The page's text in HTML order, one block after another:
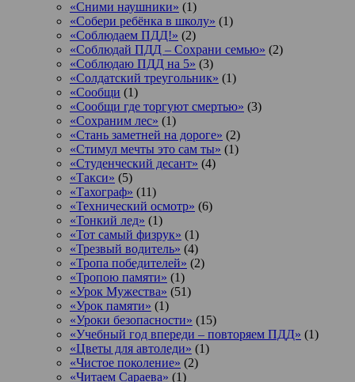
«Сними наушники» (1)
«Собери ребёнка в школу» (1)
«Соблюдаем ПДД!» (2)
«Соблюдай ПДД – Сохрани семью» (2)
«Соблюдаю ПДД на 5» (3)
«Солдатский треугольник» (1)
«Сообщи (1)
«Сообщи где торгуют смертью» (3)
«Сохраним лес» (1)
«Стань заметней на дороге» (2)
«Стимул мечты это сам ты» (1)
«Студенческий десант» (4)
«Такси» (5)
«Тахограф» (11)
«Технический осмотр» (6)
«Тонкий лед» (1)
«Тот самый физрук» (1)
«Трезвый водитель» (4)
«Тропа победителей» (2)
«Тропою памяти» (1)
«Урок Мужества» (51)
«Урок памяти» (1)
«Уроки безопасности» (15)
«Учебный год впереди – повторяем ПДД» (1)
«Цветы для автоледи» (1)
«Чистое поколение» (2)
«Читаем Сараева» (1)